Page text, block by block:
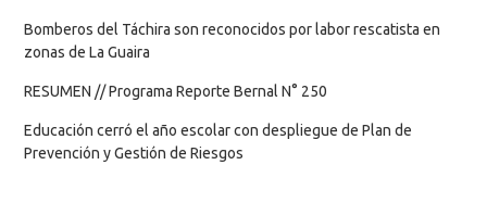
Bomberos del Táchira son reconocidos por labor rescatista en
zonas de La Guaira
RESUMEN // Programa Reporte Bernal N° 250
Educación cerró el año escolar con despliegue de Plan de
Prevención y Gestión de Riesgos